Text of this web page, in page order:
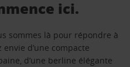
ici.
sommes là pour répondre à
d’une compacte
d’une berline élégante